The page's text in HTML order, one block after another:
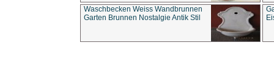
Waschbecken Weiss Wandbrunnen
Garten Brunnen Nostalgie Antik Stil